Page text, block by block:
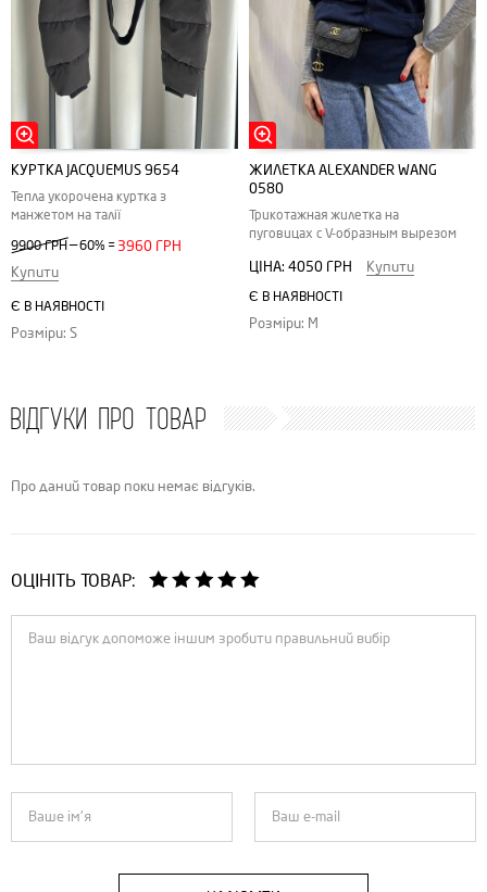
КУРТКА JACQUEMUS 9654
Тепла укорочена куртка з
манжетом на талії
9900 ГРН —60% = 3960 ГРН
Купити
Є В НАЯВНОСТІ
Розміри: S
ЖИЛЕТКА ALEXANDER WANG
0580
Трикотажная жилетка на
пуговицах с V-образным вырезом
ЦІНА: 4050 ГРН Купити
Є В НАЯВНОСТІ
Розміри: M
ВІДГУКИ ПРО ТОВАР
Про даний товар поки немає відгуків.
ОЦІНІТЬ ТОВАР: